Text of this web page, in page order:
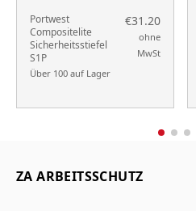
Portwest
Compositelite
Sicherheitsstiefel
S1P
Über 100 auf Lager
€31.20
ohne
MwSt
ZA ARBEITSSCHUTZ